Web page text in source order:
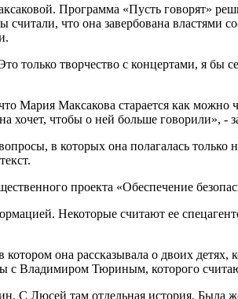
Программа «Пусть говорят»
что она завербована властями
творчество с концертами, я бы
Мария Максакова старается как можно
хочет, чтобы о ней больше говорили», -
в которых она полагалась
проекта «Обеспечение
Некоторые считают ее
она рассказывала о двоих детях,
с Владимиром Тюриным, которого
С Люсей там отдельная история. Была